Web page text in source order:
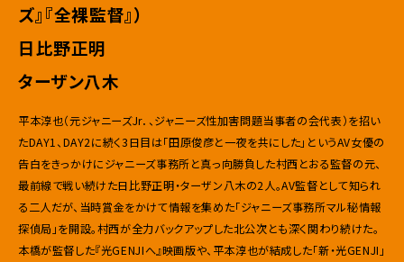
ズ』『全裸監督』）
日比野正明
ターザン八木
平本淳也（元ジャニーズJr．、ジャニーズ性加害問題当事者の会代表）を招い
たDAY1、DAY2に続く3日目は「田原俊彦と一夜を共にした」というAV女優の
告白をきっかけにジャニーズ事務所と真っ向勝負した村西とおる監督の元、
最前線で戦い続けた日比野正明・ターザン八木の2人。AV監督として知られ
る二人だが、当時賞金をかけて情報を集めた「ジャニーズ事務所マル秘情報
探偵局」を開設。村西が全力バックアップした北公次とも深く関わり続けた。
本橋が監督した『光GENJIへ』映画版や、平本淳也が結成した「新・光GENJI」